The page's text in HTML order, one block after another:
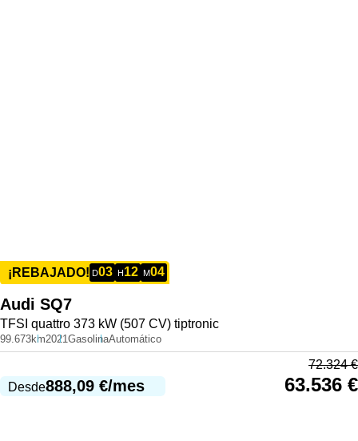
¡REBAJADO! D03 H 12 M04
Audi SQ7
TFSI quattro 373 kW (507 CV) tiptronic
99.673km2021GasolinaAutomático
Desde888,09 €/mes
72.324€
63.536 €